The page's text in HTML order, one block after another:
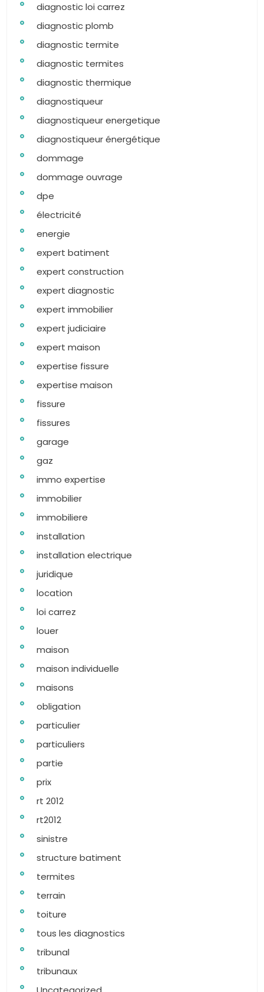
diagnostic loi carrez
diagnostic plomb
diagnostic termite
diagnostic termites
diagnostic thermique
diagnostiqueur
diagnostiqueur energetique
diagnostiqueur énergétique
dommage
dommage ouvrage
dpe
électricité
energie
expert batiment
expert construction
expert diagnostic
expert immobilier
expert judiciaire
expert maison
expertise fissure
expertise maison
fissure
fissures
garage
gaz
immo expertise
immobilier
immobiliere
installation
installation electrique
juridique
location
loi carrez
louer
maison
maison individuelle
maisons
obligation
particulier
particuliers
partie
prix
rt 2012
rt2012
sinistre
structure batiment
termites
terrain
toiture
tous les diagnostics
tribunal
tribunaux